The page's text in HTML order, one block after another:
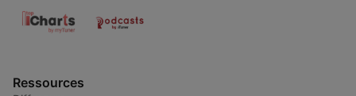
Ressources